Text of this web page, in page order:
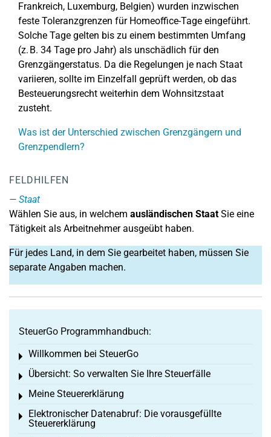
Frankreich, Luxemburg, Belgien) wurden inzwischen
feste Toleranzgrenzen für Homeoffice-Tage eingeführt.
Solche Tage gelten bis zu einem bestimmten Umfang
(z. B. 34 Tage pro Jahr) als unschädlich für den
Grenzgängerstatus. Da die Regelungen je nach Staat
variieren, sollte im Einzelfall geprüft werden, ob das
Besteuerungsrecht weiterhin dem Wohnsitzstaat
zusteht.
Was ist der Unterschied zwischen Grenzgängern und
Grenzpendlern?
FELDHILFEN
Staat
Wählen Sie aus, in welchem ausländischen StaatSie eine
Tätigkeit als Arbeitnehmer ausgeübt haben.
Für jedes Land, in dem Sie gearbeitet haben, müssen Sie
separate Angaben machen.
SteuerGo Programmhandbuch:
Willkommen bei SteuerGo
Toggle menu
Übersicht: So verwalten Sie Ihre Steuerfälle
Toggle menu
Meine Steuererklärung
Toggle menu
Elektronischer Datenabruf: Die vorausgefüllte
Steuererklärung
Toggle menu